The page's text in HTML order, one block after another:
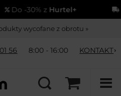
Do -30% zHurtel+
wycofane z obrotu »
56 8:00 - 16:00 KONTAKT